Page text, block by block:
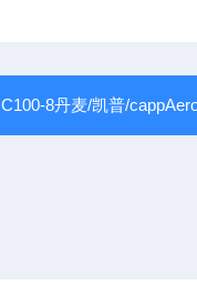
C100-8丹麦/凯普/cappAero系列, 八道